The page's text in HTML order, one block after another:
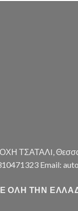
ΤΣΑΤΑΛI,
Email:
ΌΛΗ ΤΗΝ